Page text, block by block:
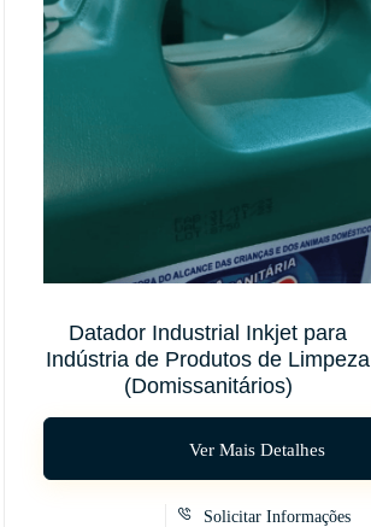
Datador Industrial Inkjet para
Indústria de Produtos de Limpeza
(Domissanitários)
Ver Mais Detalhes
Solicitar Informações